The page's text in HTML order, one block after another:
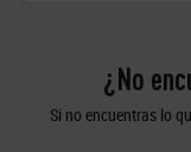
¿No
Si no encuentras lo